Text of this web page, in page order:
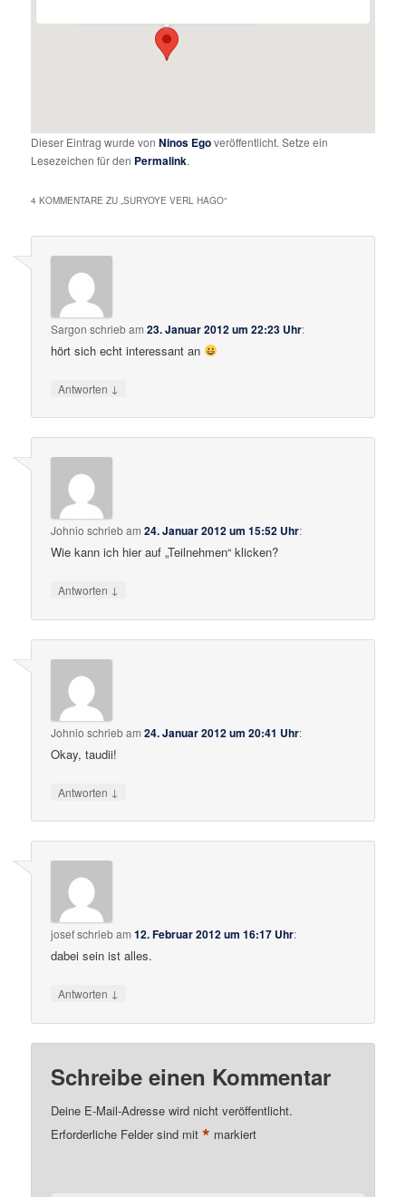
Dieser Eintrag wurde vonNinos Egoveröffentlicht. Setze ein
Lesezeichen für den Permalink.
4 KOMMENTARE ZU „SURYOYE VERL HAGO“
Sargon schriebam23. Januar 2012 um 22:23 Uhr:
hört sich echt interessant an
Antworten ↓
Johnio schriebam24. Januar 2012 um 15:52 Uhr:
Wie kann ich hier auf „Teilnehmen“ klicken?
Antworten ↓
Johnio schriebam24. Januar 2012 um 20:41 Uhr:
Okay, taudii!
Antworten ↓
josefschriebam12. Februar 2012 um 16:17 Uhr:
dabei sein ist alles.
Antworten ↓
Schreibe einen Kommentar
Deine E-Mail-Adresse wird nicht veröffentlicht.
Erforderliche Felder sind mit* markiert